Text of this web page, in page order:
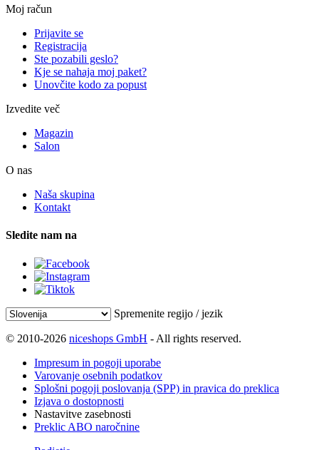
Moj račun
Prijavite se
Registracija
Ste pozabili geslo?
Kje se nahaja moj paket?
Unovčite kodo za popust
Izvedite več
Magazin
Salon
O nas
Naša skupina
Kontakt
Sledite nam na
Spremenite regijo / jezik
© 2010-2026 niceshops GmbH - All rights reserved.
Impresum in pogoji uporabe
Varovanje osebnih podatkov
Splošni pogoji poslovanja (SPP) in pravica do preklica
Izjava o dostopnosti
Nastavitve zasebnosti
Preklic ABO naročnine